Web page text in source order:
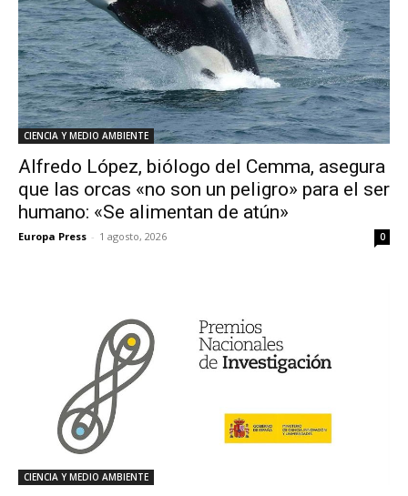
CIENCIA Y MEDIO AMBIENTE
Alfredo López, biólogo del Cemma, asegura
que las orcas «no son un peligro» para el ser
humano: «Se alimentan de atún»
Europa Press - 1 agosto, 2026 0
CIENCIA Y MEDIO AMBIENTE